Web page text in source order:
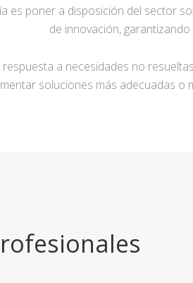
es poner a disposición del sector
de innovación,
a necesidades no
soluciones más adecuadas o